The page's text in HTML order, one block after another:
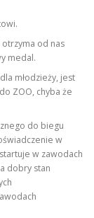
od nas
medal.
młodzieży, jest
ZOO, chyba że
do biegu
w
w zawodach
dobry stan